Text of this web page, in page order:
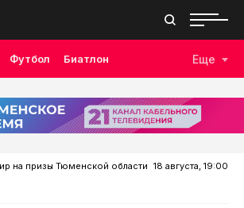
Футбол Биатлон
Плавание Дзюдо
Бокс
Еще
на призы Тюменской области 18 августа, 19:00